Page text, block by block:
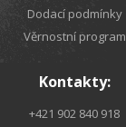
Dodací podmínky
Věrnostní program
Kontakty:
+421 902 840 918